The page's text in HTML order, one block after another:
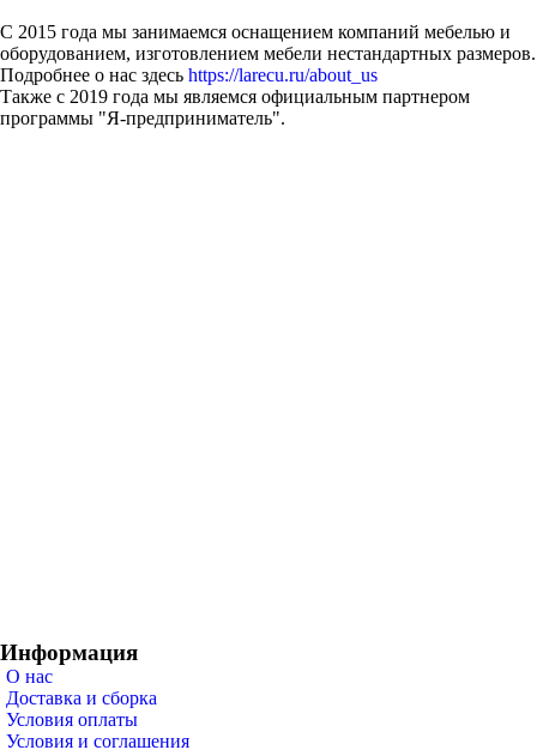
С 2015 года мы занимаемся оснащением компаний мебелью и
оборудованием, изготовлением мебели нестандартных размеров.
Подробнее о нас здесь https://larecu.ru/about_us
Также с 2019 года мы являемся официальным партнером
программы "Я-предприниматель".
Информация
О нас
Доставка и сборка
Условия оплаты
Условия и соглашения